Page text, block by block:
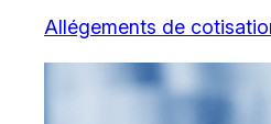
Allégements de